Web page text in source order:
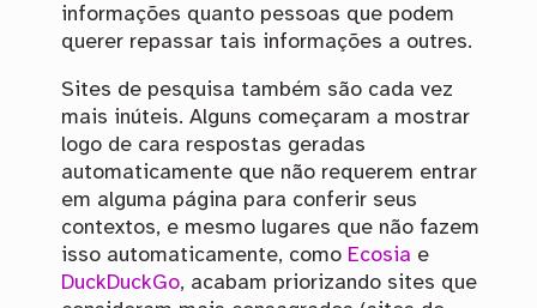
informações quanto pessoas que podem
querer repassar tais informações a outres.
Sites de pesquisa também são cada vez
mais inúteis. Alguns começaram a mostrar
logo de cara respostas geradas
automaticamente que não requerem entrar
em alguma página para conferir seus
contextos, e mesmo lugares que não fazem
isso automaticamente, como Ecosia e
DuckDuckGo, acabam priorizando sites que